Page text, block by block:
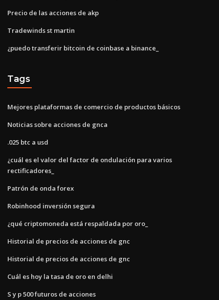
Precio de las acciones de akp
Tradewinds st martin
¿puedo transferir bitcoin de coinbase a binance_
Tags
Mejores plataformas de comercio de productos básicos
Noticias sobre acciones de gnca
.025 btc a usd
¿cuál es el valor del factor de ondulación para varios
rectificadores_
Patrón de onda forex
Robinhood inversión segura
¿qué criptomoneda está respaldada por oro_
Historial de precios de acciones de gnc
Historial de precios de acciones de gnc
Cuál es hoy la tasa de oro en delhi
S y p 500 futuros de acciones